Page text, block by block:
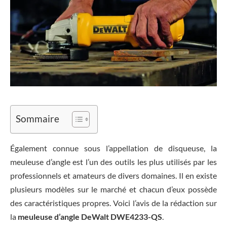
Sommaire
Également connue sous l’appellation de disqueuse, la
meuleuse d’angle est l’un des outils les plus utilisés par les
professionnels et amateurs de divers domaines. Il en existe
plusieurs modèles sur le marché et chacun d’eux possède
des caractéristiques propres. Voici l’avis de la rédaction sur
la meuleuse d’angle DeWalt DWE4233-QS.